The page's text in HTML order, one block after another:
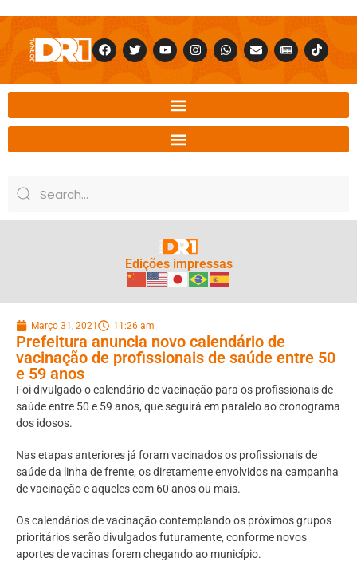
Edições impressas
Março 31, 2021 11:26 am
Prefeitura anuncia novo calendário de
vacinação de profissionais de saúde entre 50
e 59 anos
Foi divulgado o calendário de vacinação para os profissionais de
saúde entre 50 e 59 anos, que seguirá em paralelo ao cronograma
dos idosos.
Nas etapas anteriores já foram vacinados os profissionais de
saúde da linha de frente, os diretamente envolvidos na campanha
de vacinação e aqueles com 60 anos ou mais.
Os calendários de vacinação contemplando os próximos grupos
prioritários serão divulgados futuramente, conforme novos
aportes de vacinas forem chegando ao município.